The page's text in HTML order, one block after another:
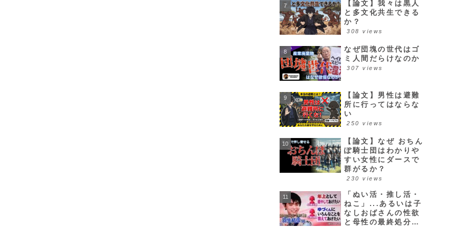
【論文】我々は黒人
と多文化共生できる
か？
308 views
なぜ団塊の世代はゴ
ミ人間だらけなのか
307 views
【論文】男性は避難
所に行ってはならな
い
250 views
【論文】なぜ おちん
ぽ騎士団はわかりや
すい女性にダースで
群がるか？
230 views
「ぬい活・推し活・
ねこ」...あるいは子
なしおばさんの性欲
と母性の最終処分場